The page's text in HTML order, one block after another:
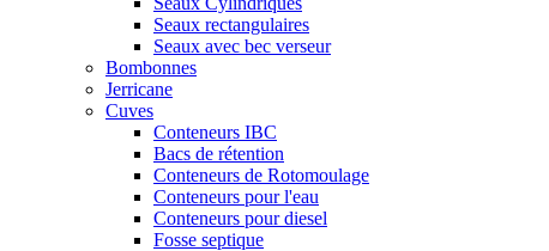
Seaux rectangulaires
Seaux avec bec verseur
Bombonnes
Jerricane
Cuves
Conteneurs IBC
Bacs de rétention
Conteneurs de Rotomoulage
Conteneurs pour l'eau
Conteneurs pour diesel
Fosse septique